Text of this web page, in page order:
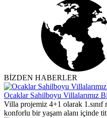
BİZDEN HABERLER
Ocaklar Sahilboyu Villalarımız
Villa projemiz 4+1 olarak
konforlu bir yaşam alanı içinde